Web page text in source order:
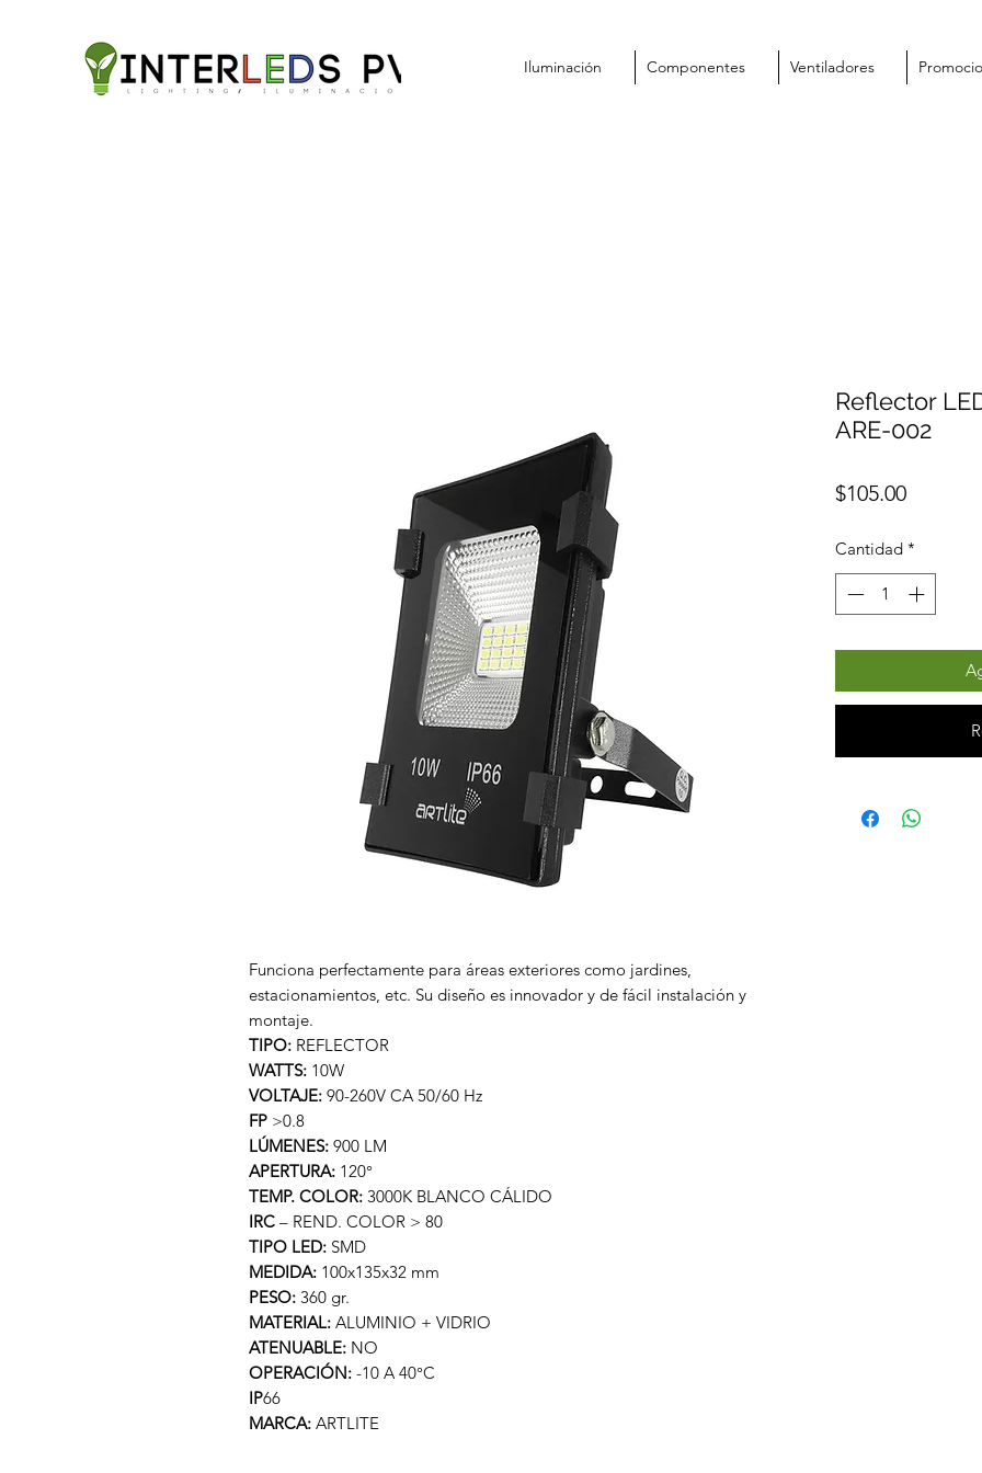
Iluminación Componentes Ventiladores
Funciona perfectamente para áreas exteriores como jardines,
estacionamientos, etc. Su diseño es innovador y de fácil instalación y
montaje.
TIPO: REFLECTOR
WATTS: 10W
VOLTAJE: 90-260V CA 50/60 Hz
FP >0.8
LÚMENES: 900 LM
APERTURA: 120°
TEMP. COLOR: 3000K BLANCO CÁLIDO
IRC – REND. COLOR > 80
TIPO LED: SMD
MEDIDA: 100x135x32 mm
PESO: 360 gr.
MATERIAL: ALUMINIO + VIDRIO
ATENUABLE: NO
OPERACIÓN: -10 A 40°C
IP66
MARCA: ARTLITE
Reflector
ARE-002
$105.00Precio
Cantidad *